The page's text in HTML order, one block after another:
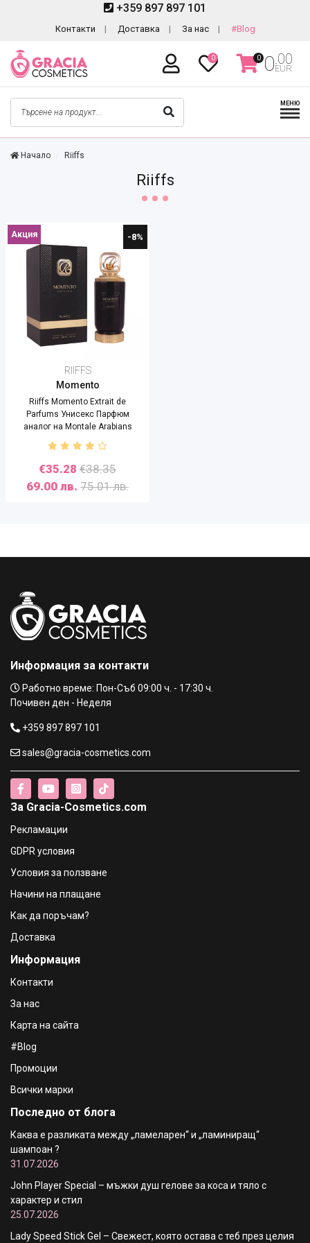
+359 897 897 101
Контакти Доставка За нас #Blog
0 0 0.00
EUR
МЕНЮ
Начало Riiffs
Riiffs
-8%
Акция
RIIFFS
Momento
Riiffs Momento Extrait de
Parfums Унисекс Парфюм
аналог на Montale Arabians
Tonka - 100 ml
€35.28 €38.35
69.00 лв. 75.01 лв.
Информация за контакти
Работно време: Пон-Съб 09:00 ч. - 17:30 ч.
Почивен ден - Неделя
+359 897 897 101
sales@gracia-cosmetics.com
За Gracia-Cosmetics.com
Рекламации
GDPR условия
Условия за ползване
Начини на плащане
Как да поръчам?
Доставка
Информация
Контакти
За нас
Карта на сайта
#Blog
Промоции
Всички марки
Последно от блога
Каква е разликата между „ламеларен“ и „ламиниращ“
шампоан ?
31.07.2026
John Player Special – мъжки душ гелове за коса и тяло с
характер и стил
25.07.2026
Lady Speed Stick Gel – Свежест, която остава с теб през целия